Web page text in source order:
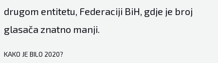
drugom entitetu, Federaciji BiH, gdje je broj
glasača znatno manji.
KAKO JE BILO 2020?